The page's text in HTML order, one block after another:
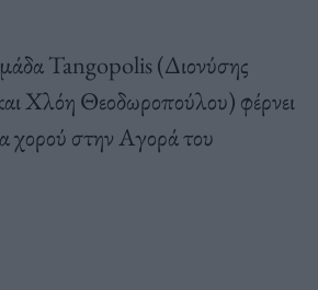
Tangopolis (Διονύσης
Χλόη Θεοδωροπούλου) φέρνει
χορού στην Αγορά του